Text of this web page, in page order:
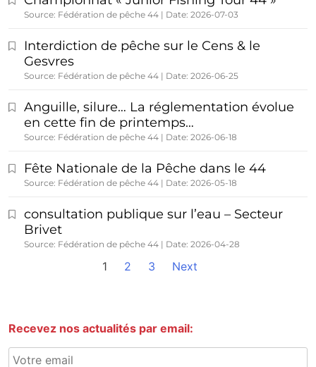
Source: Fédération de pêche 44 Date: 2026-07-03
Interdiction de pêche sur le Cens & le
Gesvres
Source: Fédération de pêche 44 Date: 2026-06-25
Anguille, silure… La réglementation évolue
en cette fin de printemps…
Source: Fédération de pêche 44 Date: 2026-06-18
Fête Nationale de la Pêche dans le 44
Source: Fédération de pêche 44 Date: 2026-05-18
consultation publique sur l’eau – Secteur
Brivet
Source: Fédération de pêche 44 Date: 2026-04-28
1 2 3 Next
Recevez nos actualités par email: